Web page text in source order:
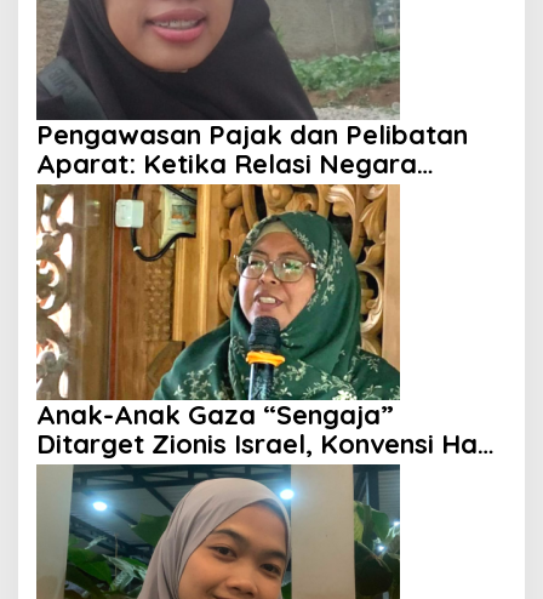
Pengawasan Pajak dan Pelibatan
Aparat: Ketika Relasi Negara
dengan Rakyat Dipertanyakan
Anak-Anak Gaza “Sengaja”
Ditarget Zionis Israel, Konvensi Hak
Anak Tak Berdaya